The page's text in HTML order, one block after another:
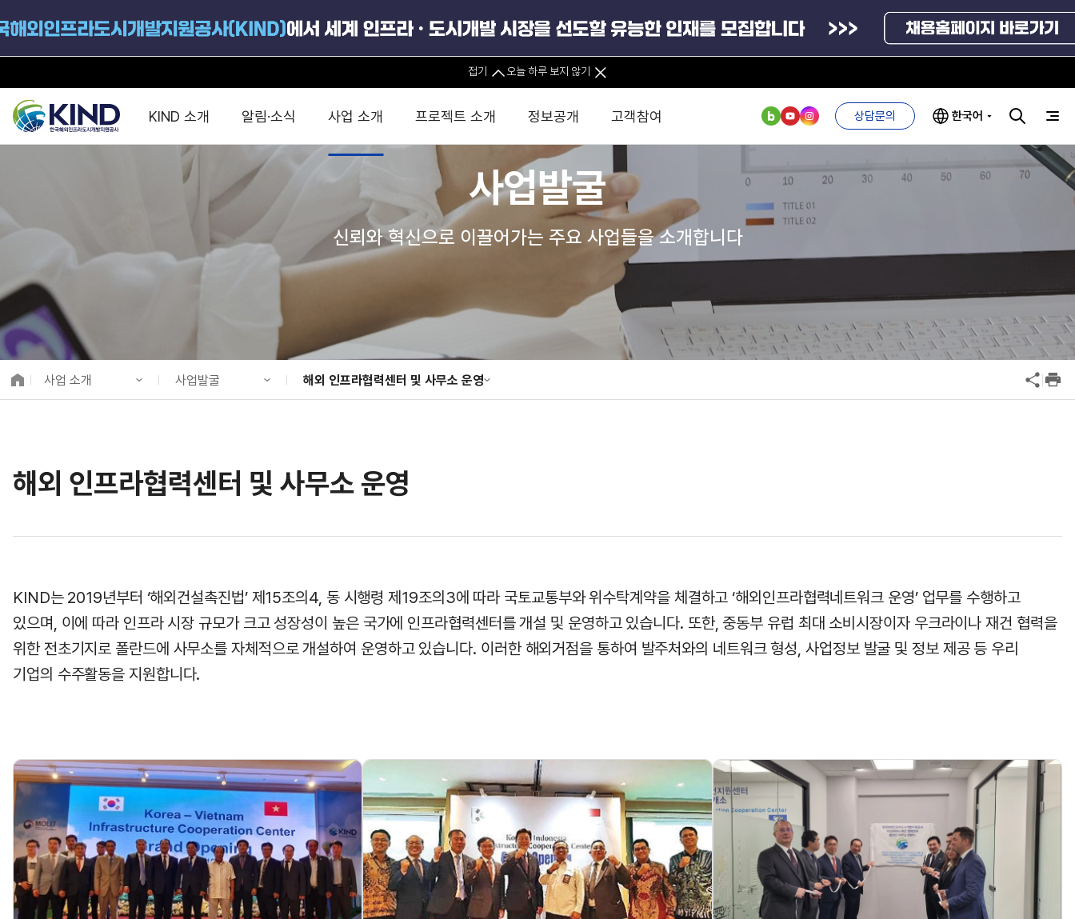
접기 오늘 하루 보지 않기
KIND 소개
공사개요
연혁
경영진 소개
조직도 및 연락처
글로벌 네트워크
윤리헌장
인권경영헌장
실천서약
인권경영 게시판
ESG 경영전략
ESG 추진체계
ESG 경영 선언문
의견수렴
알림·소식
KIND 소식
보도자료
뉴스레터
카드뉴스
사업 소개
중소·중견기업 지원
해외진출 지원
맞춤형 지원상담
해외 인프라협력센터 및 사무소
해외 PPP동향 · 정책 분석
타당성조사(F/S)
K-City Network
EIPP
팀코리아 구성 및 사업제안
금융자문
직접투자
정책펀드 관리
PIS 1단계
녹색인프라해외수출지원펀드
프로젝트 소개
전체사업
직접투자사업
정책펀드사업
정보공개
진출전략
경영공시
고객참여
정부부처 및
유관기관
국외기관
연구기관
익명제보시스템
청탁금지법
부패방지법
위반신고
기업성장응답센터
상담문의 한국어
사업발굴
신뢰와 혁신으로 이끌어가는 주요 사업들을 소개합니다
사업 소개
사업 소개
정보공개
사업발굴
사업개발
투자승인사업관리
해외 인프라협력센터 및 사무소 운영
정책사업
해외 인프라협력센터 및 사무소 운영
KIND는 2019년부터 ‘해외건설촉진법’ 제15조의4, 동 시행령 제19조의3에 따라 국토교통부와 위수탁계약을 체결하고 ‘해외인프라협력네트워크 운영’ 업무를 수행하고
있으며, 이에 따라 인프라 시장 규모가 크고 성장성이 높은 국가에 인프라협력센터를 개설 및 운영하고 있습니다. 또한, 중동부 유럽 최대 소비시장이자 우크라이나 재건 협력을
위한 전초기지로 폴란드에 사무소를 자체적으로 개설하여 운영하고 있습니다. 이러한 해외거점을 통하여 발주처와의 네트워크 형성, 사업정보 발굴 및 정보 제공 등 우리
기업의 수주활동을 지원합니다.